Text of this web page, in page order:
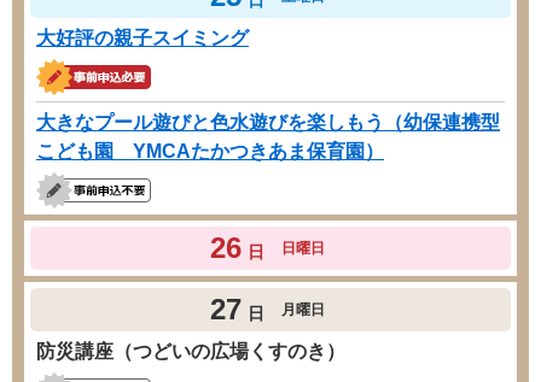
大好評の親子スイミング
大きなプール遊びと色水遊びを楽しもう（幼保連携型
こども園 YMCAたかつきあま保育園）
26 日 日曜日
27 日 月曜日
防災講座（つどいの広場くすのき）